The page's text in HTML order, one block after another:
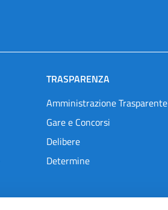
TRASPARENZA
Amministrazione Trasparente
Gare e Concorsi
Delibere
Determine